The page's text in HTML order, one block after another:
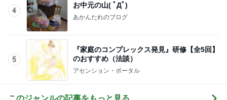
4
お中元の山( ﾟДﾟ)
あかんたれのブログ
5
『家庭のコンプレックス発見』研修【全5回】
のおすすめ（法談）
アセンション・ポータル
このジャンルの記事をもっと見る